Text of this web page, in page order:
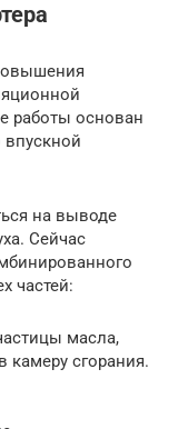
работы основан
на выводе
Сейчас
частей:
масла,
сгорания.